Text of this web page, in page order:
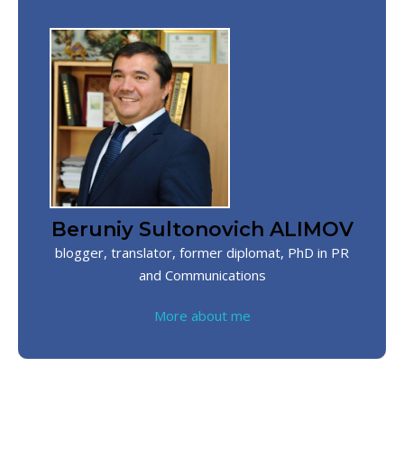
Beruniy Sultonovich ALIMOV
blogger, translator, former diplomat, PhD in PR
and Communications
More about me